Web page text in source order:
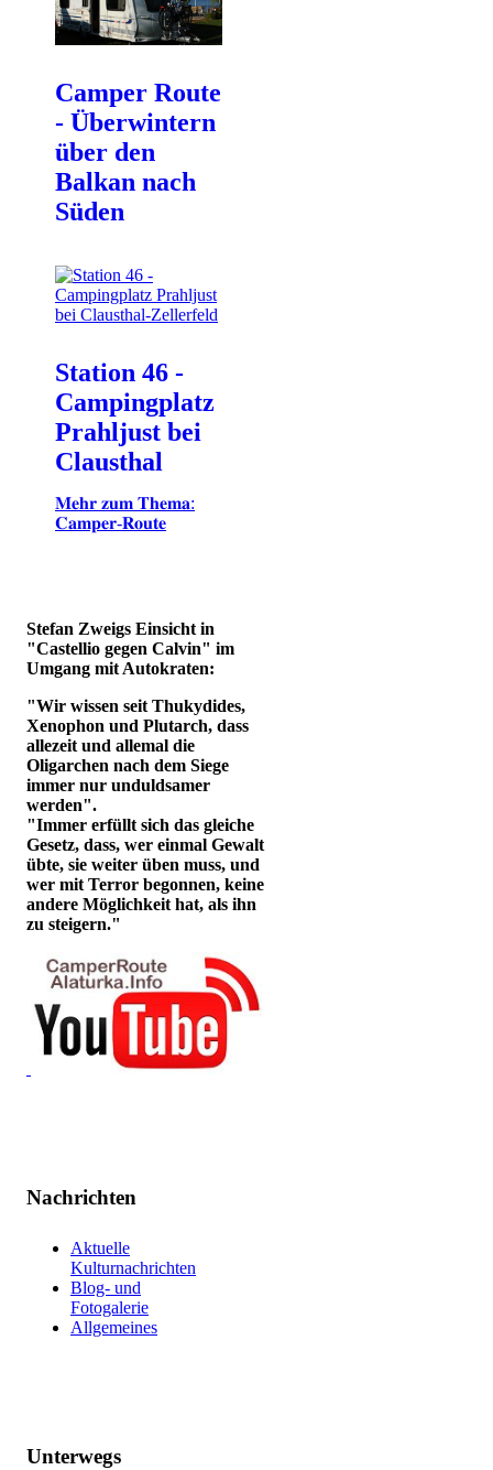
Camper Route
- Überwintern
über den
Balkan nach
Süden
Station 46 -
Campingplatz
Prahljust bei
Clausthal
𝐌𝐞𝐡𝐫 𝐳𝐮𝐦 𝐓𝐡𝐞𝐦𝐚:
𝐂𝐚𝐦𝐩𝐞𝐫-𝐑𝐨𝐮𝐭𝐞
Stefan Zweigs Einsicht in
"Castellio gegen Calvin" im
Umgang mit Autokraten:
"Wir wissen seit Thukydides,
Xenophon und Plutarch, dass
allezeit und allemal die
Oligarchen nach dem Siege
immer nur unduldsamer
werden".
"Immer erfüllt sich das gleiche
Gesetz, dass, wer einmal Gewalt
übte, sie weiter üben muss, und
wer mit Terror begonnen, keine
andere Möglichkeit hat, als ihn
zu steigern."
Nachrichten
Aktuelle
Kulturnachrichten
Blog- und
Fotogalerie
Allgemeines
Unterwegs